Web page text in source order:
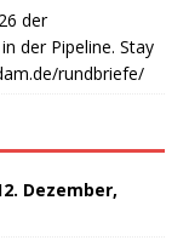
der
der Pipeline. Stay
rundbriefe/
Dezember,